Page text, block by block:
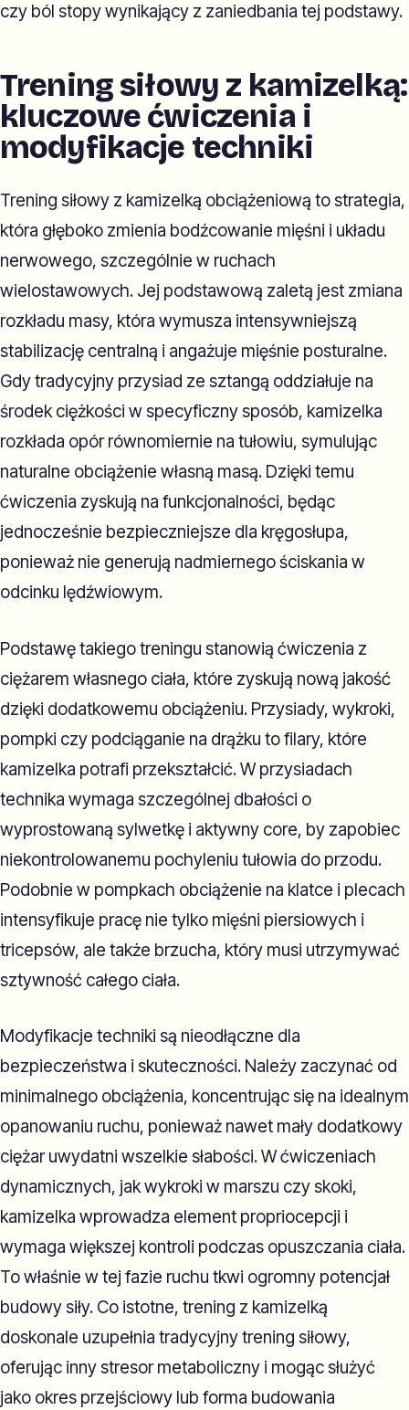
czy ból stopy wynikający z zaniedbania tej podstawy.
Trening siłowy z kamizelką:
kluczowe ćwiczenia i
modyfikacje techniki
Trening siłowy z kamizelką obciążeniową to strategia,
która głęboko zmienia bodźcowanie mięśni i układu
nerwowego, szczególnie w ruchach
wielostawowych. Jej podstawową zaletą jest zmiana
rozkładu masy, która wymusza intensywniejszą
stabilizację centralną i angażuje mięśnie posturalne.
Gdy tradycyjny przysiad ze sztangą oddziałuje na
środek ciężkości w specyficzny sposób, kamizelka
rozkłada opór równomiernie na tułowiu, symulując
naturalne obciążenie własną masą. Dzięki temu
ćwiczenia zyskują na funkcjonalności, będąc
jednocześnie bezpieczniejsze dla kręgosłupa,
ponieważ nie generują nadmiernego ściskania w
odcinku lędźwiowym.
Podstawę takiego treningu stanowią ćwiczenia z
ciężarem własnego ciała, które zyskują nową jakość
dzięki dodatkowemu obciążeniu. Przysiady, wykroki,
pompki czy podciąganie na drążku to filary, które
kamizelka potrafi przekształcić. W przysiadach
technika wymaga szczególnej dbałości o
wyprostowaną sylwetkę i aktywny core, by zapobiec
niekontrolowanemu pochyleniu tułowia do przodu.
Podobnie w pompkach obciążenie na klatce i plecach
intensyfikuje pracę nie tylko mięśni piersiowych i
tricepsów, ale także brzucha, który musi utrzymywać
sztywność całego ciała.
Modyfikacje techniki są nieodłączne dla
bezpieczeństwa i skuteczności. Należy zaczynać od
minimalnego obciążenia, koncentrując się na idealnym
opanowaniu ruchu, ponieważ nawet mały dodatkowy
ciężar uwydatni wszelkie słabości. W ćwiczeniach
dynamicznych, jak wykroki w marszu czy skoki,
kamizelka wprowadza element propriocepcji i
wymaga większej kontroli podczas opuszczania ciała.
To właśnie w tej fazie ruchu tkwi ogromny potencjał
budowy siły. Co istotne, trening z kamizelką
doskonale uzupełnia tradycyjny trening siłowy,
oferując inny stresor metaboliczny i mogąc służyć
jako okres przejściowy lub forma budowania